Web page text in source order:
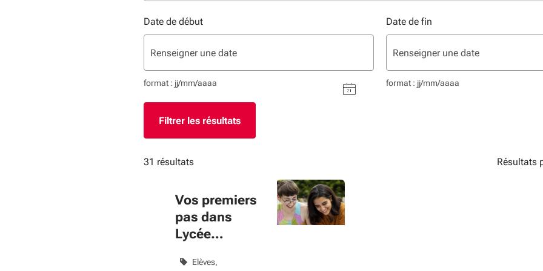
Date de début
format : jj/mm/aaaa
Date de fin
format : jj/mm/aaaa
31 résultats Résultats
Vos premiers
pas dans
Lycée
Elèves